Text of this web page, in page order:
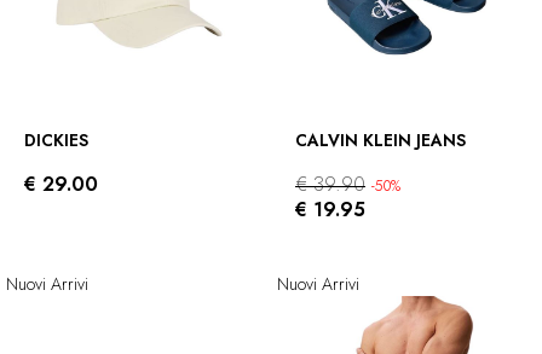
DICKIES
€ 29.00
CALVIN KLEIN JEANS
€ 39.90 -50%
€ 19.95
Nuovi Arrivi Nuovi Arrivi